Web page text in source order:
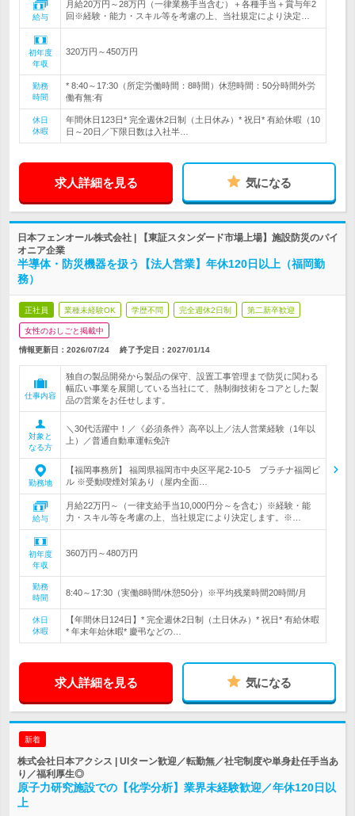
給与
月給20万円～28万円（一律業務手当含む）＋各種手当＋賞与年2
回※経験・能力・スキル等を考慮の上、当社規定により決定…
初年度
年収
320万円～450万円
勤務
時間
* 8:40～17:30（所定労働時間：8時間）休憩時間：50分時間外労
働有無:有
休日
休暇
年間休日123日* 完全週休2日制（土日休み）* 祝日* 有給休暇（10
日～20日／下限日数は入社半…
求人詳細を見る 気になる
日本フェンオール株式会社 | 【東証スタンダード市場上場】施設防災のパイ
オニア企業
半導体・防災機器を扱う【法人営業】年休120日以上（福岡勤
務）
正社員 業種未経験OK 学歴不問 完全週休2日制 第二新卒歓迎
女性のおしごと掲載中
情報更新日：2026/07/24 終了予定日： 2027/01/14
仕事内容
独自の製品開発から製品の保守、設置工事管理まで防災に関わる
幅広い事業を展開している当社にて、熱制御技術をコアとした製
品の営業をお任せします。
対象と
なる方
＼30代活躍中！／《必須条件》高卒以上／法人営業経験（1年以
上）／普通自動車運転免許
勤務地
【福岡事務所】 福岡県福岡市中央区平尾2-10-5 プラチナ福岡ビ
ル ※受動喫煙対策あり（屋内全面…
給与
月給22万円～（一律支給手当10,000円分～を含む）※経験・能
力・スキル等を考慮の上、当社規定により決定します。※…
初年度
年収
360万円～480万円
勤務
時間
8:40～17:30（実働8時間/休憩50分）※平均残業時間20時間/月
休日
休暇
【年間休日124日】* 完全週休2日制（土日休み）* 祝日* 有給休暇
* 年末年始休暇* 慶弔などの…
求人詳細を見る 気になる
新着
株式会社日本アクシス | UIターン歓迎／転勤無／社宅制度や単身赴任手当あ
り／福利厚生◎
原子力研究施設での【化学分析】業界未経験歓迎／年休120日以
上